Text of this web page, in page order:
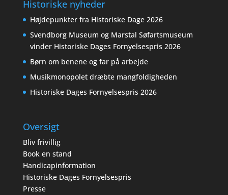
Historiske nyheder
Højdepunkter fra Historiske Dage 2026
Svendborg Museum og Marstal Søfartsmuseum
vinder Historiske Dages Fornyelsespris 2026
Børn om benene og far på arbejde
Musikmonopolet dræbte mangfoldigheden
Historiske Dages Fornyelsespris 2026
Oversigt
Bliv frivillig
Book en stand
Handicapinformation
Historiske Dages Fornyelsespris
Presse